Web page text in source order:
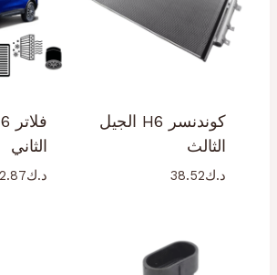
كوندنسر H6 الجيل
الثالث
د.ك38.52
الثاني
د.ك2.87